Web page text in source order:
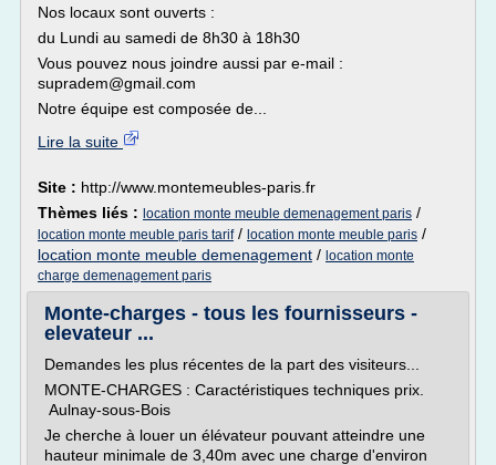
Nos locaux sont ouverts :
du Lundi au samedi de 8h30 à 18h30
Vous pouvez nous joindre aussi par e-mail :
supradem@gmail.com
Notre équipe est composée de...
Lire la suite
Site : http://www.montemeubles-paris.fr
Thèmes liés : location monte meuble demenagement paris /
location monte meuble paris tarif/ location monte meuble paris /
location monte meuble demenagement / location monte
charge demenagement paris
Monte-charges - tous les fournisseurs -
elevateur ...
Demandes les plus récentes de la part des visiteurs...
MONTE-CHARGES : Caractéristiques techniques prix.
Aulnay-sous-Bois
Je cherche à louer un élévateur pouvant atteindre une
hauteur minimale de 3,40m avec une charge d'environ